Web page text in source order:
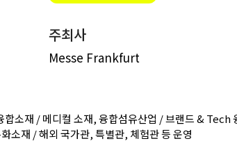
주최사
Messe Frankfurt
소재 / 메디컬 소재, 융합섬유산업 / 브랜드 & Tech
소재 / 해외 국가관, 특별관, 체험관 등 운영